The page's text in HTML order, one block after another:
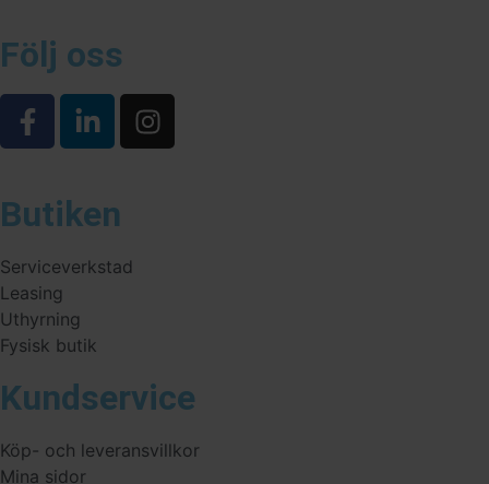
Följ oss
Butiken
Serviceverkstad
Leasing
Uthyrning
Fysisk butik
Kundservice
Köp- och leveransvillkor
Mina sidor